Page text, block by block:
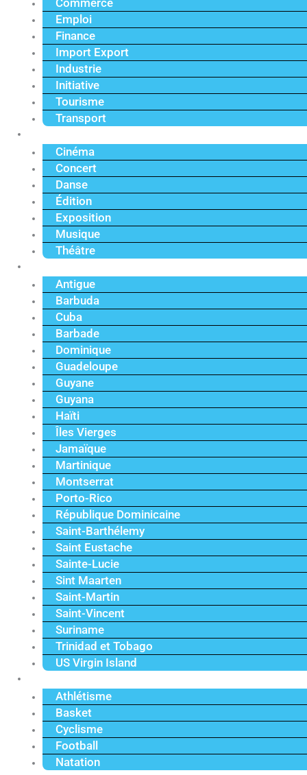
Commerce
Emploi
Finance
Import Export
Industrie
Initiative
Tourisme
Transport
Cinéma
Concert
Danse
Édition
Exposition
Musique
Théâtre
Antigue
Barbuda
Cuba
Barbade
Dominique
Guadeloupe
Guyane
Guyana
Haïti
Îles Vierges
Jamaïque
Martinique
Montserrat
Porto-Rico
République Dominicaine
Saint-Barthélemy
Saint Eustache
Sainte-Lucie
Sint Maarten
Saint-Martin
Saint-Vincent
Suriname
Trinidad et Tobago
US Virgin Island
Athlétisme
Basket
Cyclisme
Football
Natation